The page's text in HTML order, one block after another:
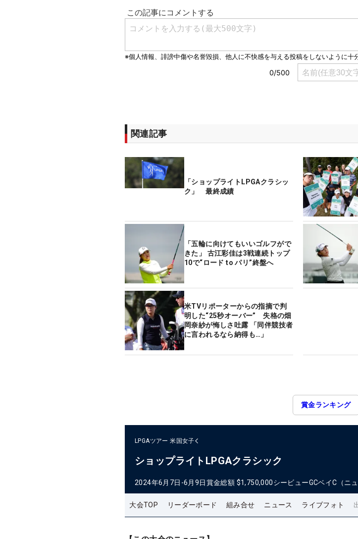
関連記事
「ショップライトLPGAクラシッ
ク」 最終成績
「五輪に向けてもいいゴルフがで
きた」 古江彩佳は3戦連続トップ
10で“ロード to パリ”終盤へ
米TVリポーターからの指摘で判
明した“25秒オーバー” 失格の畑
岡奈紗が悔しさ吐露 「同伴競技者
に言われるなら納得も…」
賞金ランキング
LPGAツアー 米国女子
ショップライトLPGAクラシック
2024年6月7日-6月9日賞金総額 $1,750,000シービューGCベイC（ニ
大会TOP リーダーボード 組み合せ ニュース ライブフォト